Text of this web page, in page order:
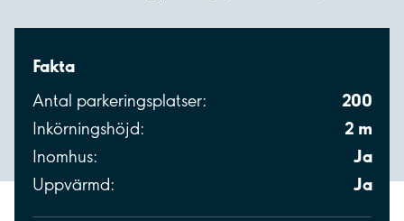
Fakta
Antal parkeringsplatser: 200
Inkörningshöjd: 2 m
Inomhus: Ja
Uppvärmd: Ja